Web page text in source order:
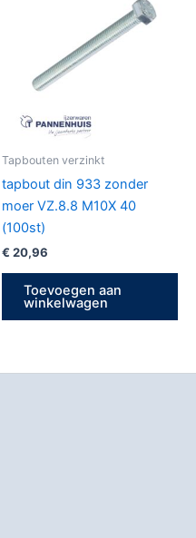
Tapbouten verzinkt
tapbout din 933 zonder
moer VZ.8.8 M10X 40
(100st)
€ 20,96
Toevoegen aan
winkelwagen